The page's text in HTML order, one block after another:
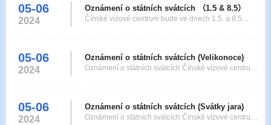
Holiday Announcement The Chinese Visa
Application Service Center will be closed on
05-06
2024
Oznámení o státních svátcích （1.5 & 8.5）
Čínské vízové centrum bude ve dnech 1.5. a 8.5.
05-06
2024
Oznámení o státních svátcích (Velikonoce)
Oznámení o státních svátcích Čínské vízové centrum
centrum 13. 3. 2024
05-06
2024
Oznámení o státních svátcích (Svátky jara)
Oznámení o státních svátcích Čínské vízové centrum